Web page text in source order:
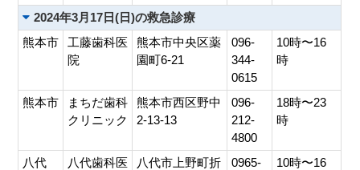
2024年3月17日(日)の救急診療
熊本市
工藤歯科医
院
熊本市中央区薬
園町6-21
096-
344-
0615
10時〜16
時
熊本市
まちだ歯科
クリニック
熊本市西区野中
2-13-13
096-
212-
4800
18時〜23
時
八代
八代歯科医
八代市上野町折
0965-
10時〜16